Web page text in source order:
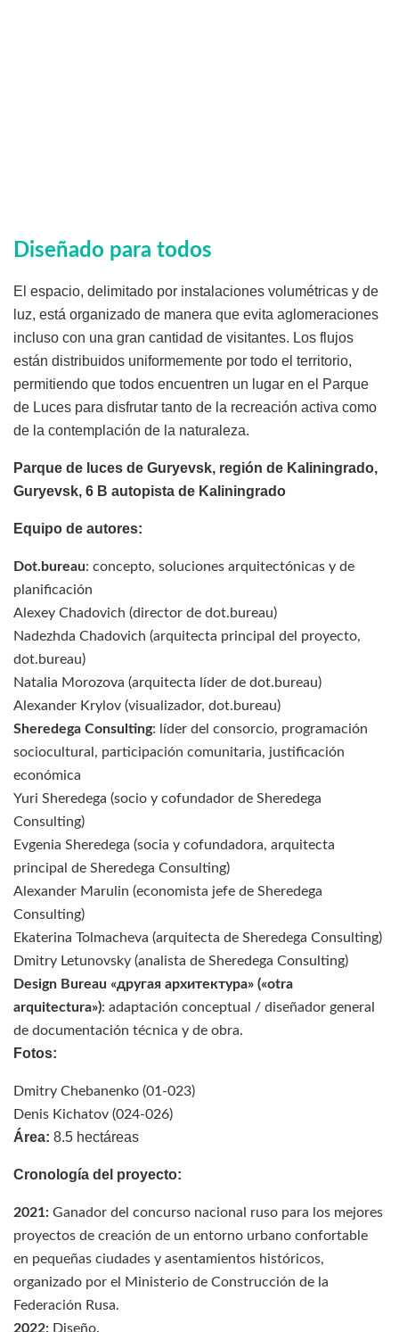
Diseñado para todos
El espacio, delimitado por instalaciones volumétricas y de
luz, está organizado de manera que evita aglomeraciones
incluso con una gran cantidad de visitantes. Los flujos
están distribuidos uniformemente por todo el territorio,
permitiendo que todos encuentren un lugar en el Parque
de Luces para disfrutar tanto de la recreación activa como
de la contemplación de la naturaleza.
Parque de luces de Guryevsk, región de Kaliningrado,
Guryevsk, 6 B autopista de Kaliningrado
Equipo de autores:
Dot.bureau: concepto, soluciones arquitectónicas y de
planificación
Alexey Chadovich (director de dot.bureau)
Nadezhda Chadovich (arquitecta principal del proyecto,
dot.bureau)
Natalia Morozova (arquitecta líder de dot.bureau)
Alexander Krylov (visualizador, dot.bureau)
Sheredega Consulting: líder del consorcio, programación
sociocultural, participación comunitaria, justificación
económica
Yuri Sheredega (socio y cofundador de Sheredega
Consulting)
Evgenia Sheredega (socia y cofundadora, arquitecta
principal de Sheredega Consulting)
Alexander Marulin (economista jefe de Sheredega
Consulting)
Ekaterina Tolmacheva (arquitecta de Sheredega Consulting)
Dmitry Letunovsky (analista de Sheredega Consulting)
Design Bureau «другая архитектура» («otra
arquitectura»): adaptación conceptual / diseñador general
de documentación técnica y de obra.
Fotos:
Dmitry Chebanenko (01-023)
Denis Kichatov (024-026)
Área: 8.5 hectáreas
Cronología del proyecto:
2021: Ganador del concurso nacional ruso para los mejores
proyectos de creación de un entorno urbano confortable
en pequeñas ciudades y asentamientos históricos,
organizado por el Ministerio de Construcción de la
Federación Rusa.
2022: Diseño.